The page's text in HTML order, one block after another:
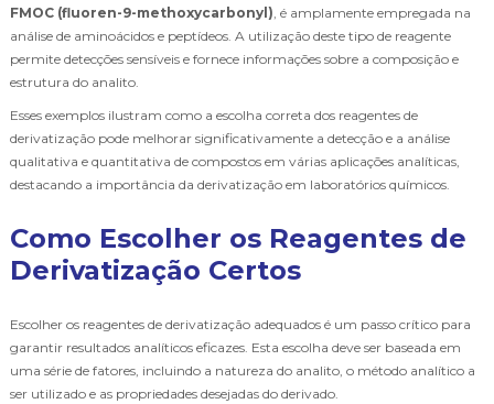
FMOC (fluoren-9-methoxycarbonyl), é amplamente empregada na
análise de aminoácidos e peptídeos. A utilização deste tipo de reagente
permite detecções sensíveis e fornece informações sobre a composição e
estrutura do analito.
Esses exemplos ilustram como a escolha correta dos reagentes de
derivatização pode melhorar significativamente a detecção e a análise
qualitativa e quantitativa de compostos em várias aplicações analíticas,
destacando a importância da derivatização em laboratórios químicos.
Como Escolher os Reagentes de
Derivatização Certos
Escolher os reagentes de derivatização adequados é um passo crítico para
garantir resultados analíticos eficazes. Esta escolha deve ser baseada em
uma série de fatores, incluindo a natureza do analito, o método analítico a
ser utilizado e as propriedades desejadas do derivado.